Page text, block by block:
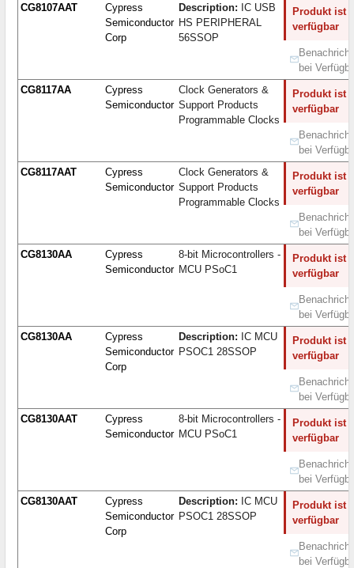
CG8107AAT
Cypress
Semiconductor
Corp
Description: IC USB
HS PERIPHERAL
56SSOP
Produkt ist
verfügbar
bei
CG8117AA
Cypress
Semiconductor
Clock Generators &
Support Products
Programmable Clocks
Produkt ist
verfügbar
bei
CG8117AAT
Cypress
Semiconductor
Clock Generators &
Support Products
Programmable Clocks
Produkt ist
verfügbar
bei
CG8130AA
Cypress
Semiconductor
8-bit Microcontrollers -
MCU PSoC1
Produkt ist
verfügbar
bei
CG8130AA
Cypress
Semiconductor
Corp
Description: IC MCU
PSOC1 28SSOP
Produkt ist
verfügbar
bei
CG8130AAT
Cypress
Semiconductor
8-bit Microcontrollers -
MCU PSoC1
Produkt ist
verfügbar
bei
CG8130AAT
Cypress
Semiconductor
Corp
Description: IC MCU
PSOC1 28SSOP
Produkt ist
verfügbar
bei